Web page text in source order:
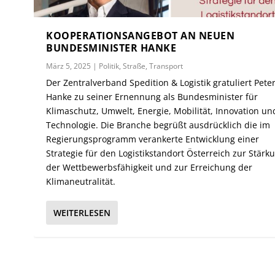
KOOPERATIONSANGEBOT AN NEUEN
BUNDESMINISTER HANKE
März 5, 2025 | Politik,Straße,Transport
Der Zentralverband Spedition & Logistik gratuliert Peter
Hanke zu seiner Ernennung als Bundesminister für
Klimaschutz, Umwelt, Energie, Mobilität, Innovation
Technologie. Die Branche begrüßt ausdrücklich die im
Regierungsprogramm verankerte Entwicklung einer
Strategie für den Logistikstandort Österreich zur
der Wettbewerbsfähigkeit und zur Erreichung der
Klimaneutralität.
WEITERLESEN